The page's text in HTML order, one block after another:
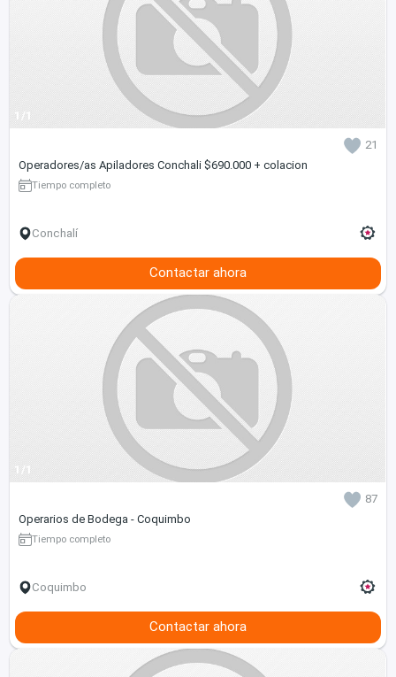
1/1
21
Operadores/as Apiladores Conchali $690.000 + colacion
Tiempo completo
Conchalí
Contactar ahora
1/1
87
Operarios de Bodega - Coquimbo
Tiempo completo
Coquimbo
Contactar ahora